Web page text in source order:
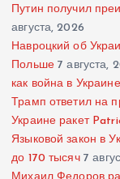
Путин получил
августа, 2026
Навроцкий об
Польше 7 августа,
как война в
Трамп ответил на
Украине ракет
Языковой закон в
до 170 тысяч 7